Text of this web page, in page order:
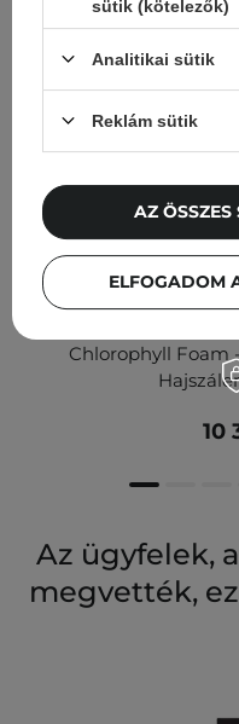
Chlorophyll Foam
10
Az ügyfelek,
megvették,
sütik (kötelezők)
Analitikai sütik
Reklám sütik
ELFOGADOM
AZ